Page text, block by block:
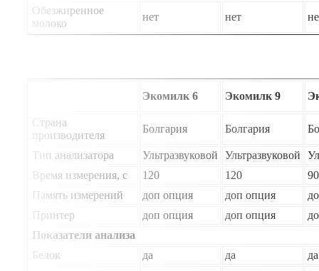
Обезжиренное
молоко
нет нет
Экомилк 6 Экомилк 9
Страна
производителя
Болгария Болгария
Тип анализатора Ультразвуковой Ультразвуковой
Время измерения, с
120 120
90
Память измерений
доп опция доп опция
Принтер
доп опция доп опция
Показатели анализа
Белок
да да
да